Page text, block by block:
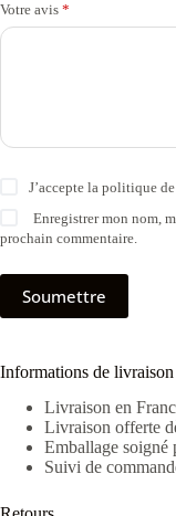
Votre avis *
J’accepte la politique
Enregistrer mon nom,
prochain commentaire.
Soumettre
Informations de livraison
Livraison en
Livraison offerte
Emballage soigné
Suivi de